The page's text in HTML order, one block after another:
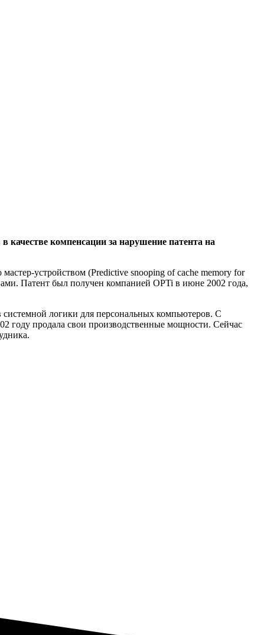
компенсации за нарушение патента на
устройством (Predictive snooping of cache memory for
Патент был получен компанией OPTi в июне 2002 года,
логики для персональных компьютеров. С
году продала свои производственные мощности. Сейчас